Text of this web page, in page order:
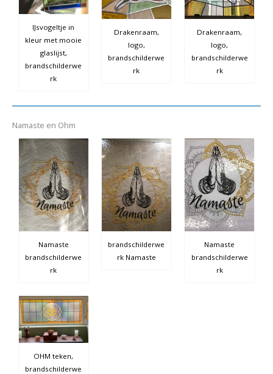
IJsvogeltje in
kleur met mooie
glaslijst,
brandschilderwe
rk
Drakenraam,
logo,
brandschilderwe
rk
Drakenraam,
logo,
brandschilderwe
rk
Namaste en Ohm
Namaste
brandschilderwe
rk
brandschilderwe
rk Namaste
Namaste
brandschilderwe
rk
OHM teken,
brandschilderwe